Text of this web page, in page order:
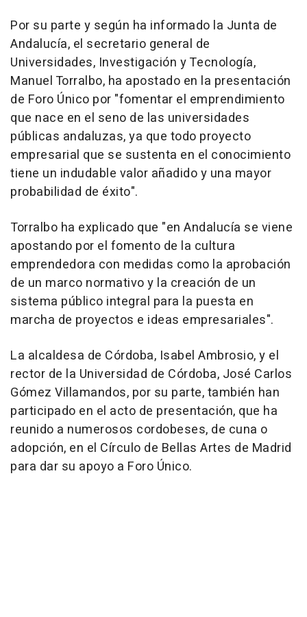
Por su parte y según ha informado la Junta de
Andalucía, el secretario general de
Universidades, Investigación y Tecnología,
Manuel Torralbo, ha apostado en la presentación
de Foro Único por "fomentar el emprendimiento
que nace en el seno de las universidades
públicas andaluzas, ya que todo proyecto
empresarial que se sustenta en el conocimiento
tiene un indudable valor añadido y una mayor
probabilidad de éxito".
Torralbo ha explicado que "en Andalucía se viene
apostando por el fomento de la cultura
emprendedora con medidas como la aprobación
de un marco normativo y la creación de un
sistema público integral para la puesta en
marcha de proyectos e ideas empresariales".
La alcaldesa de Córdoba, Isabel Ambrosio, y el
rector de la Universidad de Córdoba, José Carlos
Gómez Villamandos, por su parte, también han
participado en el acto de presentación, que ha
reunido a numerosos cordobeses, de cuna o
adopción, en el Círculo de Bellas Artes de Madrid
para dar su apoyo a Foro Único.